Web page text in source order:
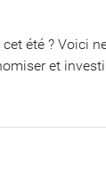
été ? Voici
et